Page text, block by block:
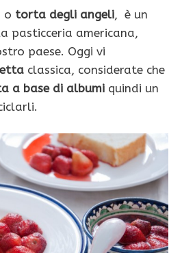
o torta degli angeli, è un
pasticceria americana,
paese. Oggi vi
classica, considerate che
a base di albumi quindi un